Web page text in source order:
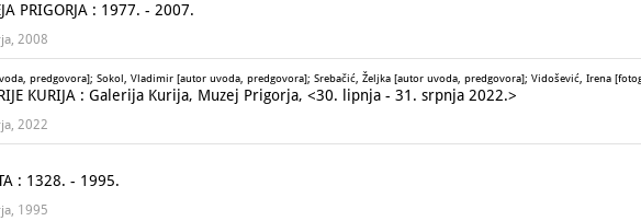
PRIGORJA : 1977. - 2007.
2008
predgovora]; Sokol, Vladimir [autor uvoda, predgovora]; Srebačić, Željka [autor uvoda, predgovora]; Vidošević, Irena
KURIJA : Galerija Kurija, Muzej Prigorja, <30. lipnja - 31. srpnja 2022.>
2022
: 1328. - 1995.
1995